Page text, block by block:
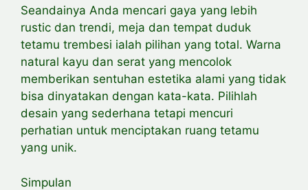
Seandainya Anda mencari gaya yang lebih
rustic dan trendi, meja dan tempat duduk
tetamu trembesi ialah pilihan yang total. Warna
natural kayu dan serat yang mencolok
memberikan sentuhan estetika alami yang tidak
bisa dinyatakan dengan kata-kata. Pilihlah
desain yang sederhana tetapi mencuri
perhatian untuk menciptakan ruang tetamu
yang unik.
Simpulan